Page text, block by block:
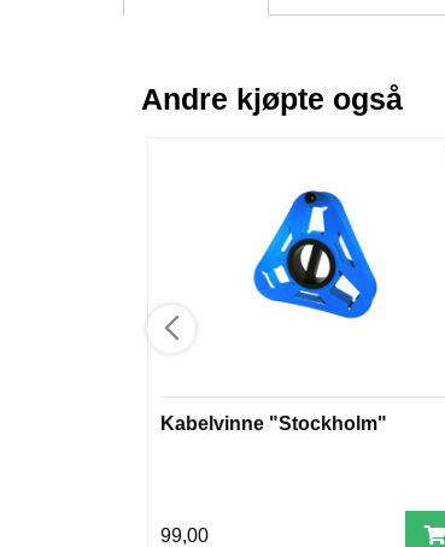
Andre kjøpte også
Kabelvinne "Stockholm"
99,00